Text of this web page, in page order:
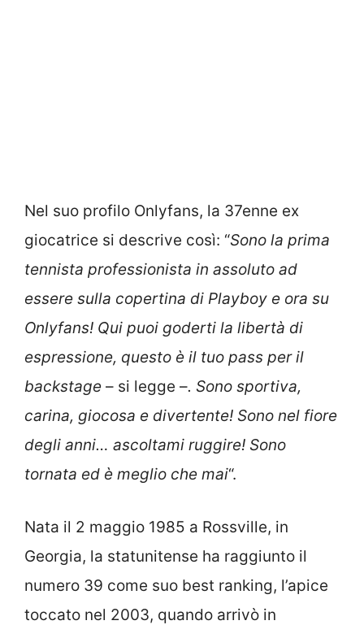
Nel suo profilo Onlyfans, la 37enne ex
giocatrice si descrive così: “Sono la prima
tennista professionista in assoluto ad
essere sulla copertina di Playboy e ora su
Onlyfans! Qui puoi goderti la libertà di
espressione, questo è il tuo pass per il
backstage – si legge –. Sono sportiva,
carina, giocosa e divertente! Sono nel fiore
degli anni… ascoltami ruggire! Sono
tornata ed è meglio che mai“.
Nata il 2 maggio 1985 a Rossville, in
Georgia, la statunitense ha raggiunto il
numero 39 come suo best ranking, l’apice
toccato nel 2003, quando arrivò in